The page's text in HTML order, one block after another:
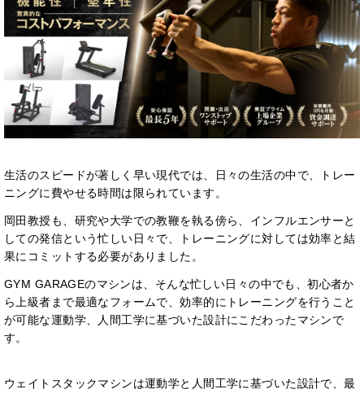
生活のスピードが著しく早い現代では、日々の生活の中で、トレー
ニングに費やせる時間は限られています。
岡田教授も、研究や大学での教鞭を執る傍ら、インフルエンサーと
しての発信という忙しい日々で、トレーニングに対しては効率と結
果にコミットする必要がありました。
GYM GARAGEのマシンは、そんな忙しい日々の中でも、初心者か
ら上級者まで最適なフォームで、効率的にトレーニングを行うこと
が可能な運動学、人間工学に基づいた設計にこだわったマシンで
す。
ウェイトスタックマシンは運動学と人間工学に基づいた設計で、最